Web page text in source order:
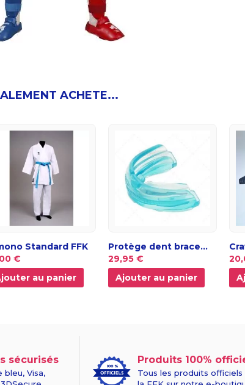
ACHETE...
Standard FFK
€
au panier
Protège dent brace...
29,95 €
Ajouter au panier
sécurisés
bleu, Visa,
Produits 100%
Tous les produits officiels